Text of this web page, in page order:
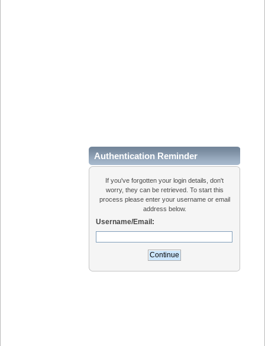
Authentication Reminder
If you've forgotten your login details, don't
worry, they can be retrieved. To start this
process please enter your username or email
address below.
Username/Email: